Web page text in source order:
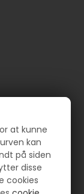
at kunne
kan
på siden
disse
cookies